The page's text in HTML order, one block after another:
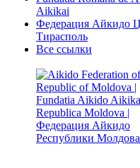
Aikikai
Федерация Айкидо
Тирасполь
Все ссылки